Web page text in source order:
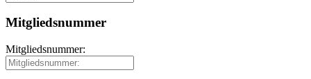
Mitgliedsnummer
Mitgliedsnummer: